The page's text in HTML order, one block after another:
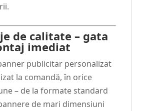
de calitate – gata
imediat
publicitar personalizat
la comandă, în orice
– de la formate standard
de mari dimensiuni